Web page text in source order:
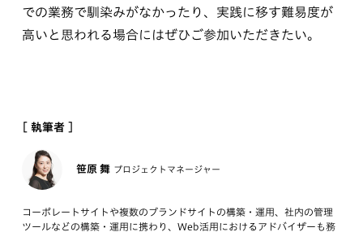
での業務で馴染みがなかったり、実践に移す難易度が
高いと思われる場合にはぜひご参加いただきたい。
[ 執筆者 ]
笹原 舞 プロジェクトマネージャー
コーポレートサイトや複数のブランドサイトの構築・運用、社内の管理
ツールなどの構築・運用に携わり、Web活用におけるアドバイザーも務